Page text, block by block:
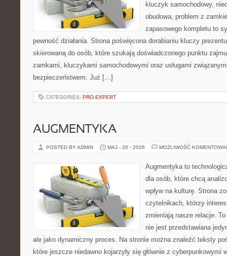
kluczyk samochodowy,
obudowa, problem z
zapasowego kompletu to
pewność działania. Strona poświęcona dorabianiu kluczy
skierowaną do osób, które szukają doświadczonego punktu
zamkami, kluczykami samochodowymi oraz usługami
bezpieczeństwem. Już […]
CATEGORIES: PRO-EXPERT
AUGMENTYKA
POSTED BY ADMIN MAJ - 20 - 2026 MOŻLIWOŚĆ
Augmentyka to
dla osób, które chcą
wpływ na kulturę. Strona
czytelnikach, którzy
zmieniają nasze relacje.
nie jest przedstawiana
ale jako dynamiczny proces. Na stronie można znaleźć teksty
które jeszcze niedawno kojarzyły się głównie z